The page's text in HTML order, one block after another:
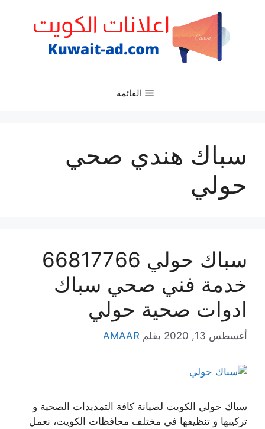
القائمة
سباك هندي صحي
حولي
سباك حولي 66817766
خدمة فني صحي سباك
ادوات صحية حولي
أغسطس 13, 2020 بقلم AMAAR
سباك حولي الكويت لصيانة كافة التمديدات الصحية و
تركيبها و تنظيفها في مختلف محافظات الكويت، نعمل